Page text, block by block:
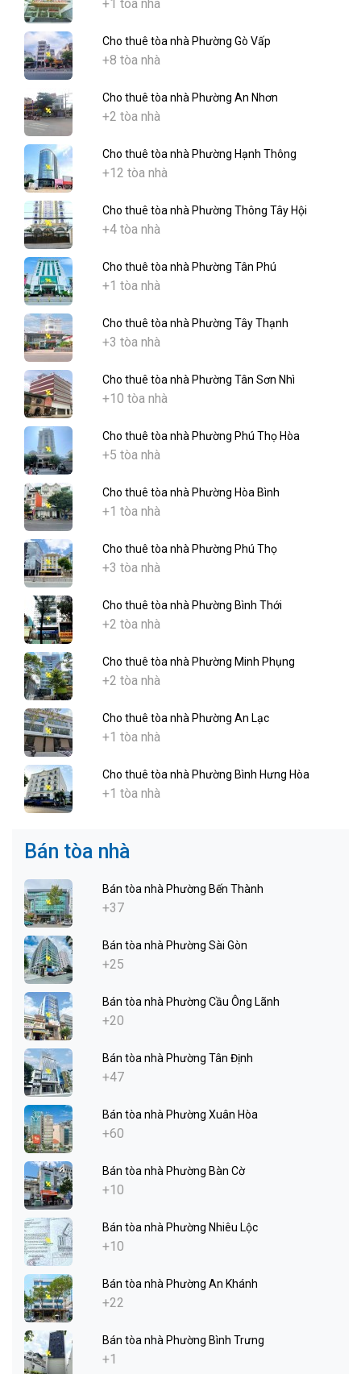
+1 tòa nhà
Cho thuê tòa nhà Phường Gò Vấp
+8 tòa nhà
Cho thuê tòa nhà Phường An Nhơn
+2 tòa nhà
Cho thuê tòa nhà Phường Hạnh Thông
+12 tòa nhà
Cho thuê tòa nhà Phường Thông Tây Hội
+4 tòa nhà
Cho thuê tòa nhà Phường Tân Phú
+1 tòa nhà
Cho thuê tòa nhà Phường Tây Thạnh
+3 tòa nhà
Cho thuê tòa nhà Phường Tân Sơn Nhì
+10 tòa nhà
Cho thuê tòa nhà Phường Phú Thọ Hòa
+5 tòa nhà
Cho thuê tòa nhà Phường Hòa Bình
+1 tòa nhà
Cho thuê tòa nhà Phường Phú Thọ
+3 tòa nhà
Cho thuê tòa nhà Phường Bình Thới
+2 tòa nhà
Cho thuê tòa nhà Phường Minh Phụng
+2 tòa nhà
Cho thuê tòa nhà Phường An Lạc
+1 tòa nhà
Cho thuê tòa nhà Phường Bình Hưng Hòa
+1 tòa nhà
Bán tòa nhà
Bán tòa nhà Phường Bến Thành
+37
Bán tòa nhà Phường Sài Gòn
+25
Bán tòa nhà Phường Cầu Ông Lãnh
+20
Bán tòa nhà Phường Tân Định
+47
Bán tòa nhà Phường Xuân Hòa
+60
Bán tòa nhà Phường Bàn Cờ
+10
Bán tòa nhà Phường Nhiêu Lộc
+10
Bán tòa nhà Phường An Khánh
+22
Bán tòa nhà Phường Bình Trưng
+1